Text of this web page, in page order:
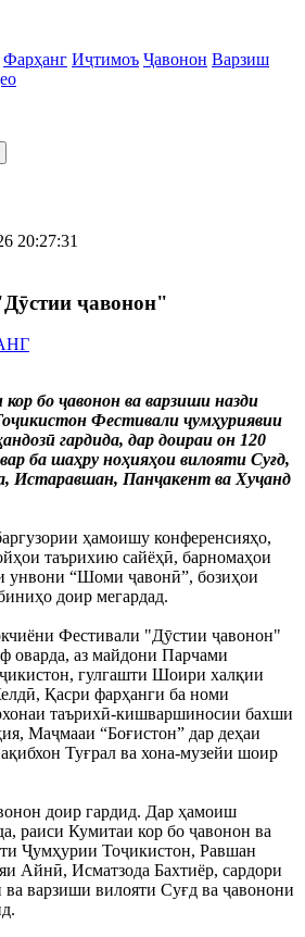
Фарҳанг Иҷтимоъ Ҷавонон Варзиш
20:27:32
ҷавонон"
бо ҷавонон ва варзиши назди
Фестивали ҷумҳуриявии
гардида, дар доираи он 120
ба шаҳру ноҳияҳои вилояти Суғд,
Истаравшан, Панҷакент ва Хуҷанд
ҳамоишу конференсияҳо,
таърихию сайёҳӣ, барномаҳои
унвони “Шоми ҷавонӣ”, бозиҳои
доир мегардад.
Фестивали "Дӯстии ҷавонон"
оварда, аз майдони Парчами
гулгашти Шоири халқии
Қасри фарҳанги ба номи
таърихӣ-кишваршиносии бахши
Маҷмааи “Боғистон” дар деҳаи
Туғрал ва хона-музейи шоир
доир гардид. Дар ҳамоиш
раиси Кумитаи кор бо ҷавонон ва
Ҷумҳурии Тоҷикистон, Равшан
Айнӣ, Исматзода Бахтиёр, сардори
ва варзиши вилояти Суғд ва ҷавонони